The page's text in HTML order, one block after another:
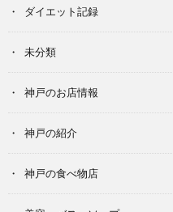
ダイエット記録
未分類
神戸のお店情報
神戸の紹介
神戸の食べ物店